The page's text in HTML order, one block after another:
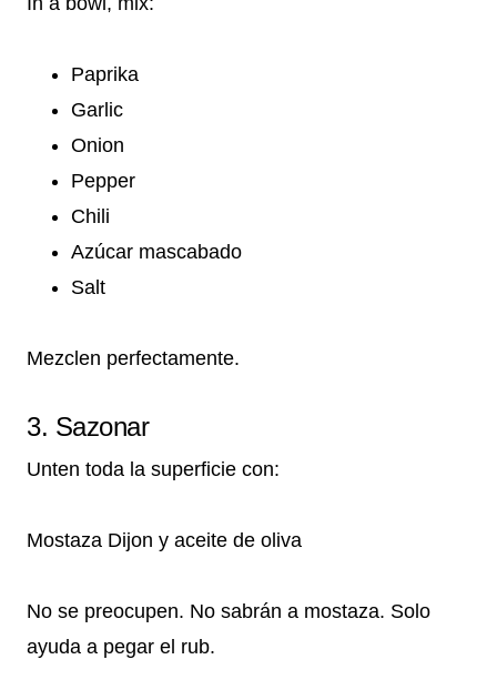
Paprika
Garlic
Onion
Pepper
Chili
Azúcar mascabado
Salt
Mezclen perfectamente.
3. Sazonar
Unten toda la superficie con:
Mostaza Dijon y aceite de oliva
No se preocupen. No sabrán a mostaza. Solo
ayuda a pegar el rub.